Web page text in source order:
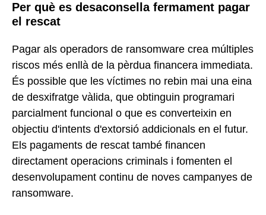
Per què es desaconsella fermament pagar
el rescat
Pagar als operadors de ransomware crea múltiples
riscos més enllà de la pèrdua financera immediata.
És possible que les víctimes no rebin mai una eina
de desxifratge vàlida, que obtinguin programari
parcialment funcional o que es converteixin en
objectiu d'intents d'extorsió addicionals en el futur.
Els pagaments de rescat també financen
directament operacions criminals i fomenten el
desenvolupament continu de noves campanyes de
ransomware.